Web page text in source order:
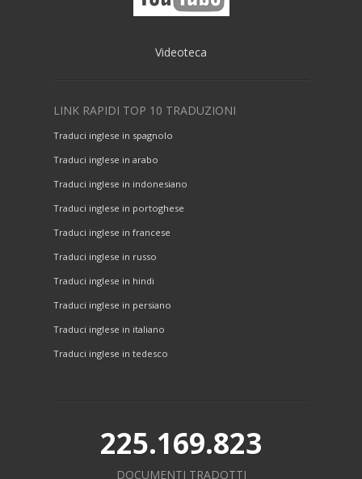
Videoteca
LINK RAPIDI TOP 10 TRADUZIONI
Traduci inglese in spagnolo
Traduci inglese in arabo
Traduci inglese in indonesiano
Traduci inglese in portoghese
Traduci inglese in francese
Traduci inglese in russo
Traduci inglese in hindi
Traduci inglese in persiano
Traduci inglese in italiano
Traduci inglese in tedesco
225.169.823
DOCUMENTI TRADOTTI